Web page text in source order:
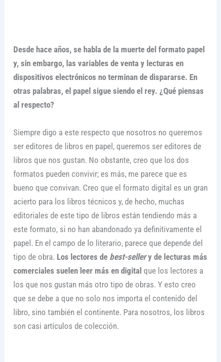
Desde hace años, se habla de la muerte del formato papel
y, sin embargo, las variables de venta y lecturas en
dispositivos electrónicos no terminan de dispararse. En
otras palabras, el papel sigue siendo el rey. ¿Qué piensas
al respecto?
Siempre digo a este respecto que nosotros no queremos
ser editores de libros en papel, queremos ser editores de
libros que nos gustan. No obstante, creo que los dos
formatos pueden convivir; es más, me parece que es
bueno que convivan. Creo que el formato digital es un gran
acierto para los libros técnicos y, de hecho, muchas
editoriales de este tipo de libros están tendiendo más a
este formato, si no han abandonado ya definitivamente el
papel. En el campo de lo literario, parece que depende del
tipo de obra. Los lectores de best-sellery de lecturas más
comerciales suelen leer más en digitalque los lectores a
los que nos gustan más otro tipo de obras. Y esto creo
que se debe a que no solo nos importa el contenido del
libro, sino también el continente. Para nosotros, los libros
son casi artículos de colección.